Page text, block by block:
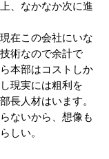
、なかなか次に進
在この会社にいな
術なので余計で
本部はコストしか
現実には粗利を
長人材はいます。
ないから、想像も
しい。